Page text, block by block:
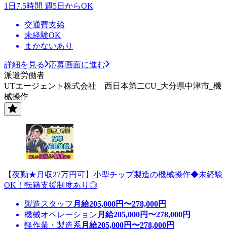
1日7.5時間 週5日からOK
交通費支給
未経験OK
まかないあり
詳細を見る
応募画面に進む
派遣労働者
UTエージェント株式会社 西日本第二CU_大分県中津市_機
械操作
【夜勤★月収27万円可】小型チップ製造の機械操作◆未経験
OK！転籍支援制度あり◎
製造スタッフ 月給205,000円〜278,000円
機械オペレーション 月給205,000円〜278,000円
軽作業・製造系 月給205,000円〜278,000円